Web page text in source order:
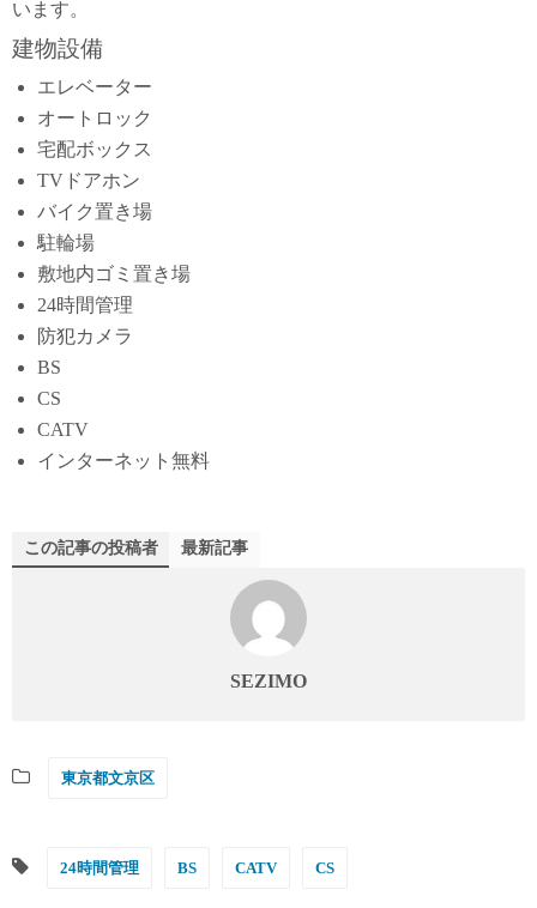
います。
建物設備
エレベーター
オートロック
宅配ボックス
TVドアホン
バイク置き場
駐輪場
敷地内ゴミ置き場
24時間管理
防犯カメラ
BS
CS
CATV
インターネット無料
この記事の投稿者 最新記事
SEZIMO
東京都文京区
24時間管理 BS CATV CS